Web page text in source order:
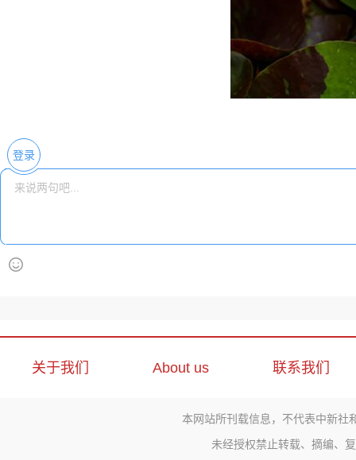
登录
关于我们 About us 联系我们
本网站所刊载信息，不代表中新社
未经授权禁止转载、摘编、